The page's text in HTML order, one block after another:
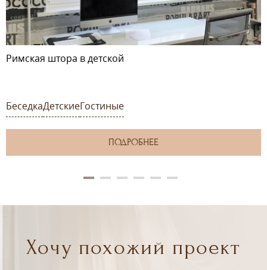
Римская штора в детской
БеседкаДетскиеГостиные
ПОДРОБНЕЕ
Хочу похожий проект